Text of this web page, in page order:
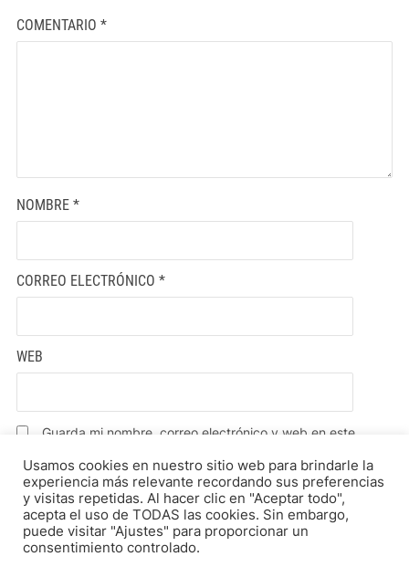
COMENTARIO *
NOMBRE *
CORREO ELECTRÓNICO *
WEB
Guarda mi nombre, correo electrónico y web en este
Usamos cookies en nuestro sitio web para brindarle la
experiencia más relevante recordando sus preferencias
y visitas repetidas. Al hacer clic en "Aceptar todo",
acepta el uso de TODAS las cookies. Sin embargo,
puede visitar "Ajustes" para proporcionar un
consentimiento controlado.